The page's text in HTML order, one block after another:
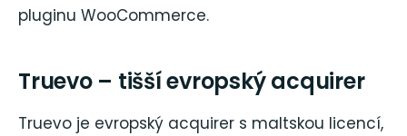
pluginu WooCommerce.
Truevo – tišší evropský acquirer
Truevo je evropský acquirer s maltskou licencí,